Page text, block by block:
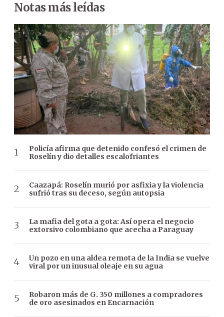
Notas más leídas
Policía afirma que detenido confesó el crimen de
Roselín y dio detalles escalofriantes
Caazapá: Roselín murió por asfixia y la violencia
sufrió tras su deceso, según autopsia
La mafia del gota a gota: Así opera el negocio
extorsivo colombiano que acecha a Paraguay
Un pozo en una aldea remota de la India se vuelve
viral por un inusual oleaje en su agua
Robaron más de G. 350 millones a compradores
de oro asesinados en Encarnación